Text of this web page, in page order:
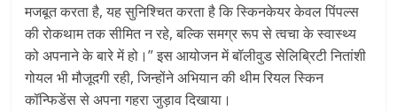
मजबूत करता है, यह सुनिश्चित करता है कि स्किनकेयर केवल पिंपल्स
की रोकथाम तक सीमित न रहे, बल्कि समग्र रूप से त्वचा के स्वास्थ्य
को अपनाने के बारे में हो।” इस आयोजन में बॉलीवुड सेलिब्रिटी नितांशी
गोयल भी मौजूदगी रही, जिन्होंने अभियान की थीम रियल स्किन
कॉन्फिडेंस से अपना गहरा जुड़ाव दिखाया।